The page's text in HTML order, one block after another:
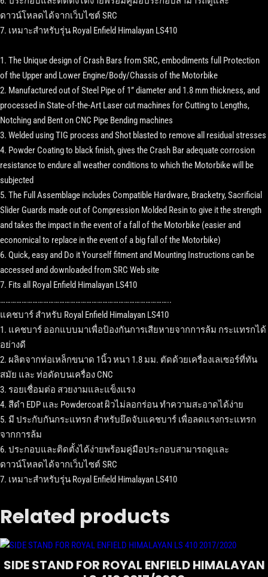
ดาวน์โหลดได้จากเว็บไซต์ SRC
7. เหมาะสำหรับรุ่น Royal Enfield Himalayan LS410
1. The Unique design of Crash Bars from SRC, embodiments full Protection
of the Upper and Lower Engine/Body/Chassis of the Motorbike
2. Manufactured out of Steel Pipe of 1” diameter and 1.8 mm thickness, and
processed in State-of-the-Art Laser cut machines for Cutting to Lengths,
Notching and Bent on CNC Pipe Bending machines
3. Welded using TIG process and Shot blasted to remove all residual stresses
4. Powder Coating to black finish, gives the Crash Bar adequate corrosion
resistance to endure all weather conditions to which the Motorbike will be
subjected
5. The Full Assemblage includes Compatible Hardware, Bracketry, Sacrificial
Slider Guards made out of Compression Molded Resin to give it the strength
and takes the impact in the event of a fall of the Motorbike (easier and
economical to replace in the event of a big fall of the Motorbike)
6. Quick, easy and Do it Yourself fitment and Mounting Instructions can be
accessed and downloaded from SRC Web site
7. Fits all Royal Enfield Himalayan LS410
…………………………………………………………………………………..
แคชบาร์ สำหรับ Royal Enfield Himalayan LS410
1. แคชบาร์ ออกแบบมาเพื่อป้องกันการเสียหายจากการล้ม กระแทรกได้
อย่างดี
2. ผลิตจากท่อเหล็กขนาด 1นิ้ว หนา 1.8 มม. ตัดด้วยเครื่องเลเซอร์ที่ทัน
สมัย และ ท่อดัดบนเครื่อง CNC
3. รอยเชื่อมต่อ สวยงามและแข็งแรง
4. สีดำ EDP และ Powdercoat ผิวไม่ลอกร่อน ทำความสะอาดได้ง่าย
5. มี ประกับกันกระแทรก สำหรับยึดจับแคชบาร์ เพื่อลดแรงกระแทรก
จากการล้ม
6. ประกอบและติดตั้งได้ง่ายพร้อมคู่มือประกอบสามารถดูและ
ดาวน์โหลดได้จากเว็บไซต์ SRC
7. เหมาะสำหรับรุ่น Royal Enfield Himalayan LS410
Related products
SIDE STAND FOR ROYAL ENFIELD HIMALAYAN